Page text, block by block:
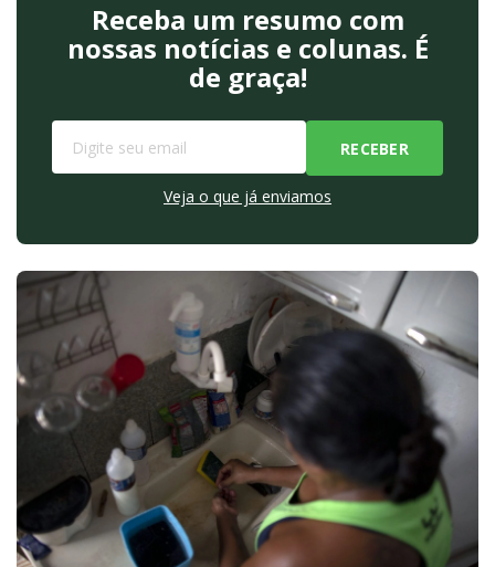
Receba um resumo com
nossas notícias e colunas. É
de graça!
Veja o que já enviamos